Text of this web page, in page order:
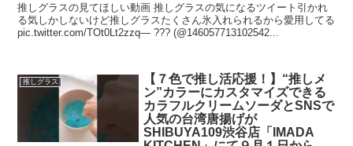
推しグラスの見てほしい動画 推しグラスの気になるツイート引かれ
る気しかしないけど推しグラスたくさん氷入れられるから愛用してる
pic.twitter.com/TOt0Lt2zzq— ??? (@146057713102542...
推しグラス
【７色で推し活応援！】“推しメ
ン”カラーにカスタマイズできる
カラフルクリームソーダとSNSで
人気の台湾唐揚げが
SHIBUYA109渋谷店「IMADA